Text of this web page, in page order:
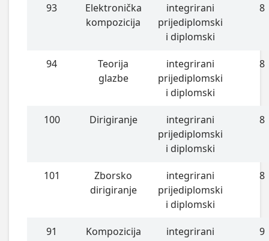
93
Elektronička
kompozicija
integrirani
prijediplomski
i diplomski
8
94
Teorija
glazbe
integrirani
prijediplomski
i diplomski
8
100 Dirigiranje
integrirani
prijediplomski
i diplomski
8
101
Zborsko
dirigiranje
integrirani
prijediplomski
i diplomski
8
91 Kompozicija
integrirani
9